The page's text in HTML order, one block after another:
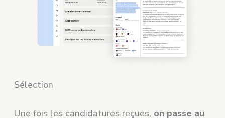
Sélection
Une fois les candidatures reçues, on passe au